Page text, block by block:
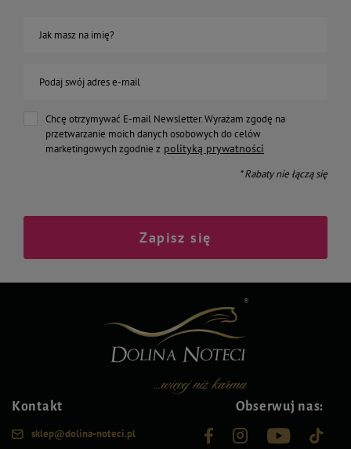
Jak masz na imię?
Podaj swój adres e-mail
Chcę otrzymywać E-mail Newsletter. Wyrażam zgodę na
przetwarzanie moich danych osobowych do celów
marketingowych zgodnie z polityką prywatności
* Rabaty nie łączą się
Zapisz się
Kontakt
sklep@dolina-noteci.pl
Obserwuj nas: